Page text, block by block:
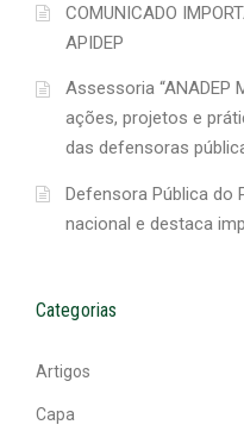
COMUNICADO
APIDEP
Assessoria “ANADEP
ações, projetos e
das defensoras
Defensora Pública do
nacional e destaca
Categorias
Artigos
Capa